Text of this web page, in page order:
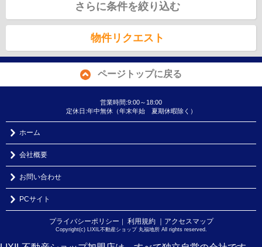
さらに条件を絞り込む
物件リクエスト
ページトップに戻る
営業時間:9:00～18:00
定休日:年中無休（年末年始 夏期休暇除く）
ホーム
会社概要
お問い合わせ
PCサイト
プライバシーポリシー ｜ 利用規約 ｜アクセスマップ
Copyright(c) LIXIL不動産ショップ 丸福地所 All rights reserved.